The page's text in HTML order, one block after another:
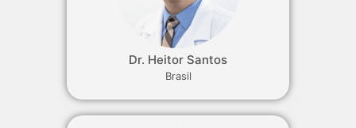
Dr. Heitor Santos
Brasil